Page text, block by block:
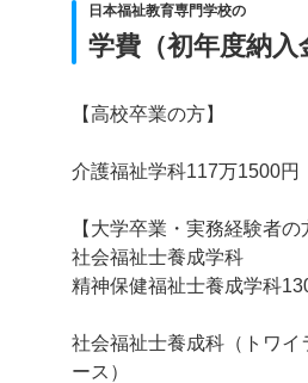
日本福祉教育専門学校の
学費（初年度納入
【高校卒業の方】
介護福祉学科117万1500円
【大学卒業・実務経験者の
社会福祉士養成学科
精神保健福祉士養成学科
社会福祉士養成科（トワイ
ース）